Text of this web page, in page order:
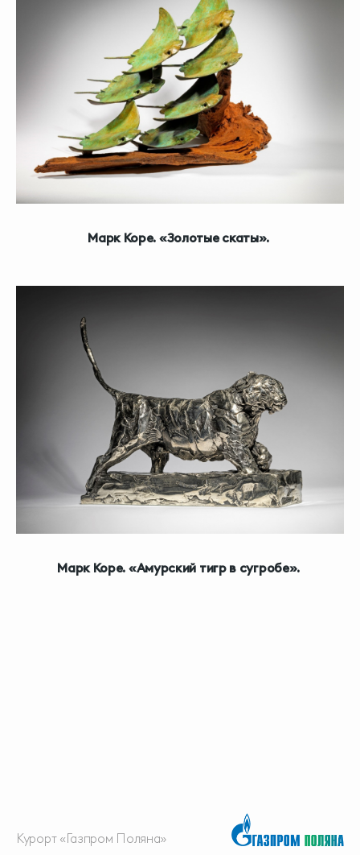
Марк Коре. «Золотые скаты».
Марк Коре. «Амурский тигр в сугробе».
Курорт «Газпром Поляна»